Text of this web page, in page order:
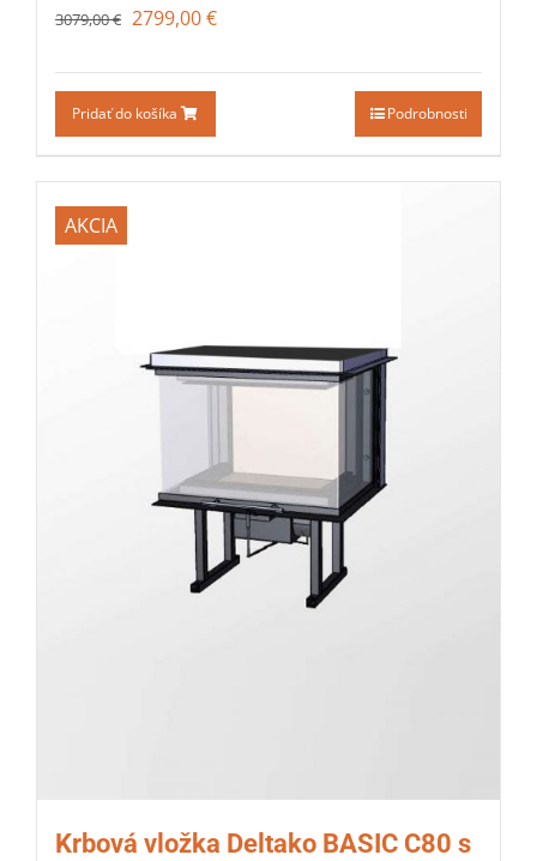
3079,00€ 2799,00€
Pridať do košíka Podrobnosti
AKCIA
Krbová vložka Deltako BASIC C80 s